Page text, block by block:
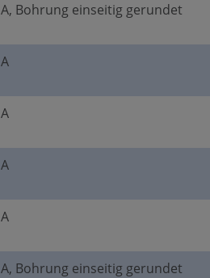
A, Bohrung einseitig gerundet
A
A
A
A
A, Bohrung einseitig gerundet